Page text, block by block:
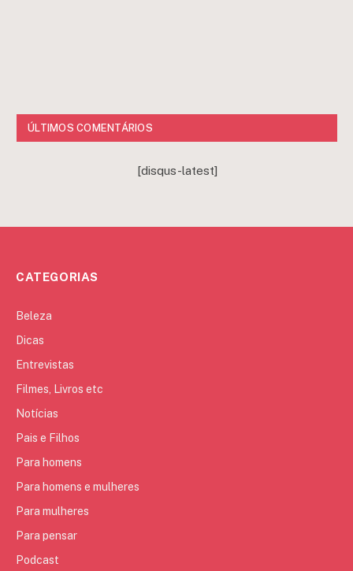
ÚLTIMOS COMENTÁRIOS
[disqus-latest]
CATEGORIAS
Beleza
Dicas
Entrevistas
Filmes, Livros etc
Notícias
Pais e Filhos
Para homens
Para homens e mulheres
Para mulheres
Para pensar
Podcast